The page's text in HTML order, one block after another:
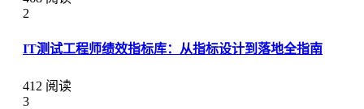
2
IT测试工程师绩效指标库：从指标设计到落地全指南
412 阅读
3